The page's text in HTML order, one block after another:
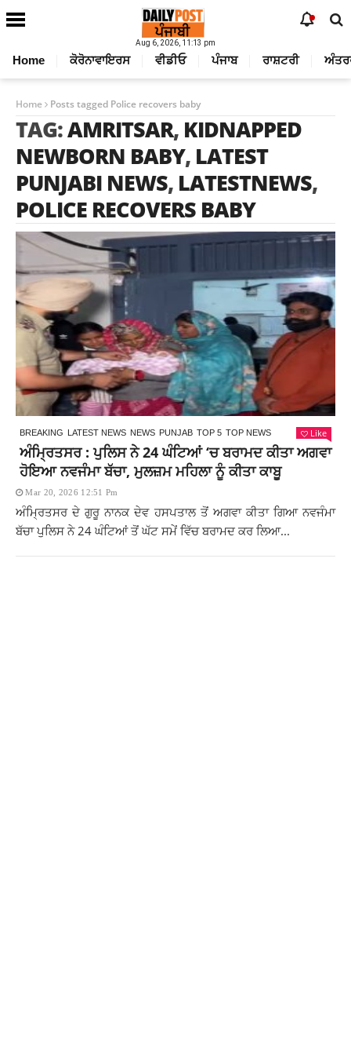
Aug 6, 2026, 11:13 pm
Home ਕੋਰੋਨਾਵਾਇਰਸ ਵੀਡੀਓ ਪੰਜਾਬ ਰਾਸ਼ਟਰੀ
Home Posts tagged Police recovers baby
TAG:AMRITSAR, KIDNAPPED
NEWBORN BABY, LATEST
PUNJABI NEWS, LATESTNEWS,
POLICE RECOVERS BABY
BREAKING LATEST NEWS NEWS PUNJAB TOP 5 TOP NEWS Like
ਅੰਮ੍ਰਿਤਸਰ : ਪੁਲਿਸ ਨੇ 24 ਘੰਟਿਆਂ ‘ਚ ਬਰਾਮਦ ਕੀਤਾ ਅਗਵਾ
ਹੋਇਆ ਨਵਜੰਮਾ ਬੱਚਾ, ਮੁਲਜ਼ਮ ਮਹਿਲਾ ਨੂੰ ਕੀਤਾ ਕਾਬੂ
Mar 20, 2026 12:51 Pm
ਅੰਮ੍ਰਿਤਸਰ ਦੇ ਗੁਰੂ ਨਾਨਕ ਦੇਵ ਹਸਪਤਾਲ ਤੋਂ ਅਗਵਾ ਕੀਤਾ ਗਿਆ ਨਵਜੰਮਾ
ਬੱਚਾ ਪੁਲਿਸ ਨੇ 24 ਘੰਟਿਆਂ ਤੋਂ ਘੱਟ ਸਮੇਂ ਵਿੱਚ ਬਰਾਮਦ ਕਰ ਲਿਆ...